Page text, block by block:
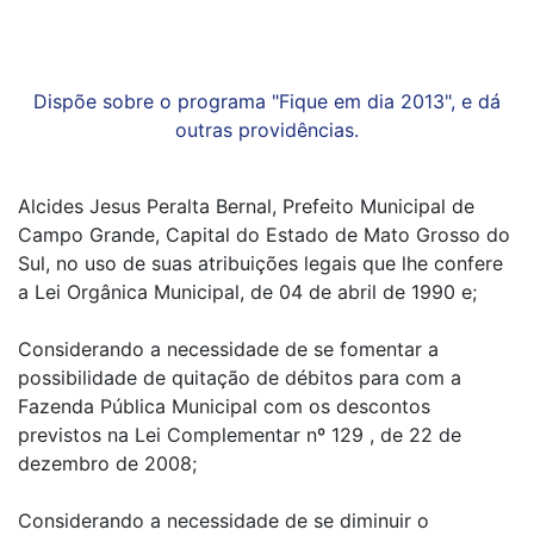
Dispõe sobre o programa "Fique em dia 2013", e dá
outras providências.
Alcides Jesus Peralta Bernal, Prefeito Municipal de
Campo Grande, Capital do Estado de Mato Grosso do
Sul, no uso de suas atribuições legais que lhe confere
a Lei Orgânica Municipal, de 04 de abril de 1990 e;
Considerando a necessidade de se fomentar a
possibilidade de quitação de débitos para com a
Fazenda Pública Municipal com os descontos
previstos na Lei Complementar nº 129 , de 22 de
dezembro de 2008;
Considerando a necessidade de se diminuir o